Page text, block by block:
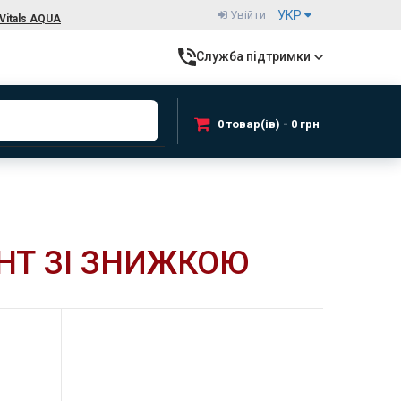
Vitals AQUA УКР
Увійти
Служба підтримки
0 товар(ів) - 0 грн
ЗІ ЗНИЖКОЮ